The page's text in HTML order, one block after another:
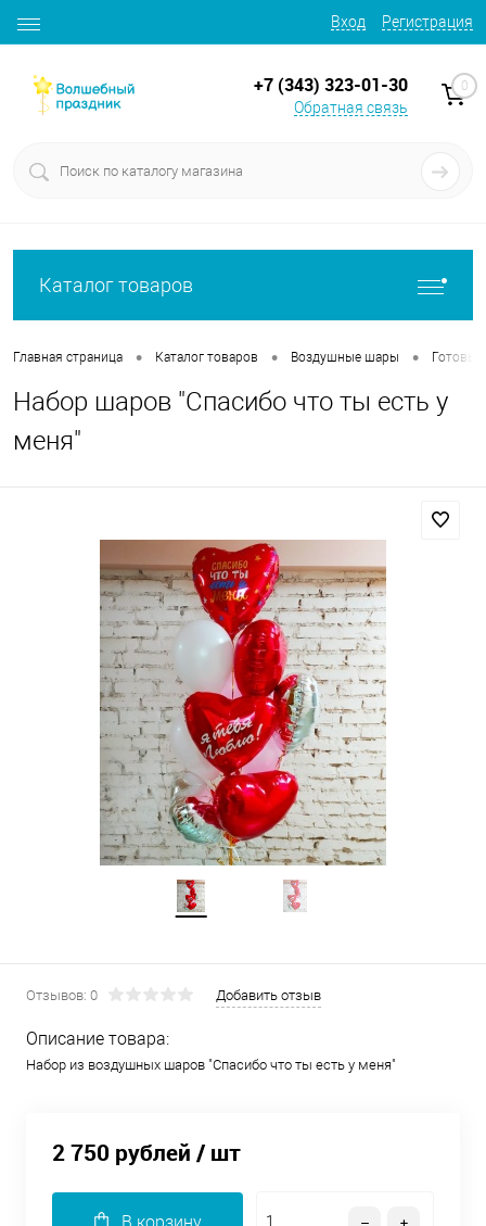
Вход Регистрация
+7 (343) 323-01-30
Обратная связь
0
Каталог товаров
Главная страница • Каталог товаров • Воздушные шары •
Набор шаров "Спасибо что ты есть у
меня"
Отзывов: 0 Добавить отзыв
Описание товара:
Набор из воздушных шаров "Спасибо что ты есть у меня"
2 750 рублей / шт